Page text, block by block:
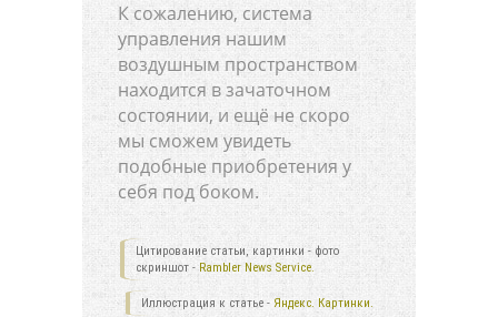
К сожалению, система
управления нашим
воздушным пространством
находится в зачаточном
состоянии, и ещё не скоро
мы сможем увидеть
подобные приобретения у
себя под боком.
Цитирование статьи, картинки - фото
скриншот -Rambler News Service.
Иллюстрация к статье - Яндекс. Картинки.